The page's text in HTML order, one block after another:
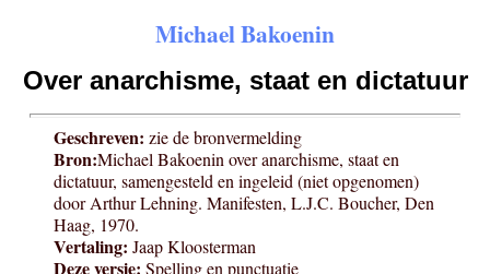
Michael Bakoenin
Over anarchisme, staat en dictatuur
Geschreven: zie de bronvermelding
Bron:Michael Bakoenin over anarchisme, staat en
dictatuur, samengesteld en ingeleid (niet opgenomen)
door Arthur Lehning. Manifesten, L.J.C. Boucher, Den
Haag, 1970.
Vertaling: Jaap Kloosterman
Deze versie: Spelling en punctuatie